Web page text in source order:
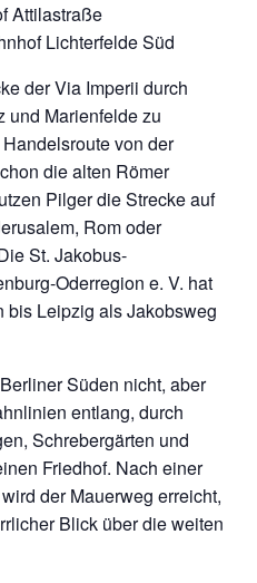
Attilastraße
Lichterfelde Süd
der Via Imperii durch
und Marienfelde zu
von der
die alten Römer
Pilger die Strecke auf
Rom oder
St. Jakobus-
Oderregion e. V. hat
bis Leipzig als Jakobsweg
Süden nicht, aber
entlang, durch
Schrebergärten und
Friedhof. Nach einer
der Mauerweg erreicht,
Blick über die weiten